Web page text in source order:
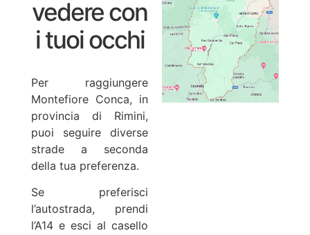
vedere con
i tuoi occhi
Per raggiungere
Montefiore Conca, in
provincia di Rimini,
puoi seguire diverse
strade a seconda
della tua preferenza.
Se preferisci
l’autostrada, prendi
l’A14 e esci al casello